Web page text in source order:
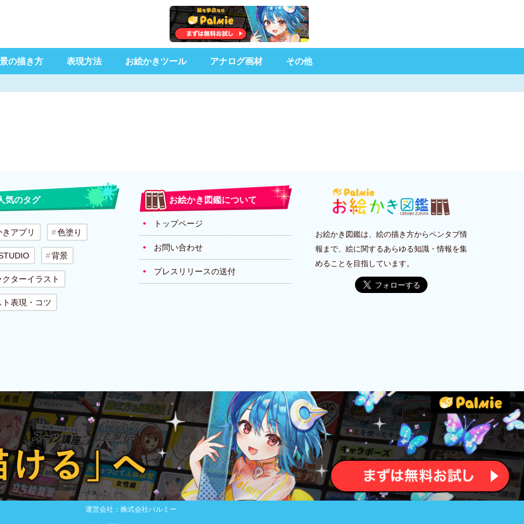
の描き方 表現方法 お絵かきツール アナログ画材 その他
気のタグ
アプリ 色塗り
背景
ターイラスト
ト表現・コツ
お絵かき図鑑について
トップページ
お問い合わせ
プレスリリースの送付
お絵かき図鑑は、絵の描き方からペンタブ情
報まで、絵に関するあらゆる知識・情報を集
めることを目指しています。
運営会社：株式会社パルミー